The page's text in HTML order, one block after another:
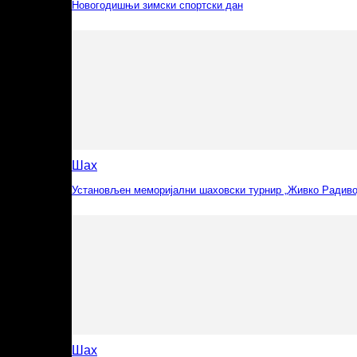
Новогодишњи зимски спортски дан
Шах
Установљен меморијални шаховски турнир „Живко
Шах